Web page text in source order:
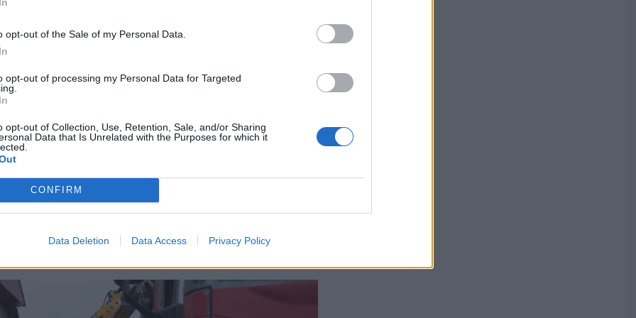
opt-out of the Sale of my Personal Data.
opt-out of processing my Personal Data for Targeted
opt-out of Collection, Use, Retention, Sale, and/or Sharing
Data that Is Unrelated with the Purposes for which it
CONFIRM
Data Deletion Data Access Privacy Policy
és kiszámíthatóbb
tehet lehetővé. Ebben élen
Tanács,
azt a teljesítményt, hogy teljes
saját források tegyék ki. Az ellenpólust
a teljes bevételnek alig valamivel több mint
–derül kia Turnul Sfatului portál